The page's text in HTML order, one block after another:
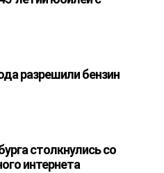
разрешили бензин
столкнулись со
интернета